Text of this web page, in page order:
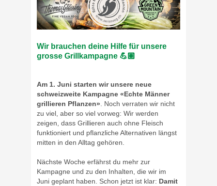
Wir brauchen deine Hilfe für unsere
grosse Grillkampagne 💪🏽
Am 1. Juni starten wir unsere neue
schweizweite Kampagne «Echte Männer
grillieren Pflanzen» . Noch verraten wir nicht
zu viel, aber so viel vorweg: Wir werden
zeigen, dass Grillieren auch ohne Fleisch
funktioniert und pflanzliche Alternativen längst
mitten in den Alltag gehören.
Nächste Woche erfährst du mehr zur
Kampagne und zu den Inhalten, die wir im
Juni geplant haben. Schon jetzt ist klar: Damit